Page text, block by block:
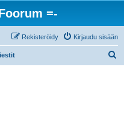
=-
Kirjaudu sisään
Rekisteröidy